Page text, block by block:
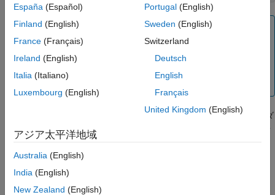
メモ
このフォルダー階層は、あくまで例として示したもので
す。これは MATLAB
インストールには含まれていませ
のパスで定義してください。
MATLAB からアクセスできるようにするには、名前空間フォルダ
ーの親フォルダーがパス上にある必要があります。名前空間フォ
ルダー自体をパスに追加しようとすると、エラーが発生します。
詳細については、
名前空間内のコードの定義
España (Español)
Finland (English)
France (Français)
Ireland (English)
Italia (Italiano)
Luxembourg (English)
Portugal(English)
Sweden (English)
Switzerland
Deutsch
English
Français
United Kingdom (English)
アジア太平洋地域
Australia (English)
India (English)
New Zealand (English)